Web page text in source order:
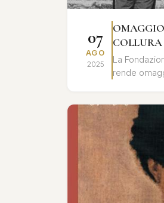
07
AGO
2025
COLLURA
La
rende
studi e ri...